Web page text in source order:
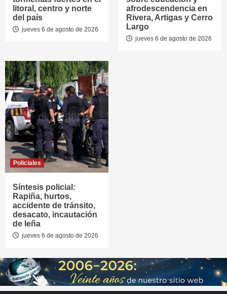
litoral, centro y norte
del país
jueves 6 de agosto de 2026
afrodescendencia en
Rivera, Artigas y Cerro
Largo
jueves 6 de agosto de 2026
Policiales
Síntesis policial:
Rapiña, hurtos,
accidente de tránsito,
desacato, incautación
de leña
jueves 6 de agosto de 2026